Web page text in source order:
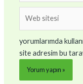
yorumlarımda
site adresim bu